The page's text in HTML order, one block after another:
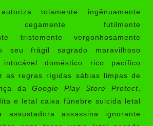
tolamente ingênuamente
cegamente futilmente
tristemente vergonhosamente
seu frágil sagrado maravilhoso
doméstico rico pacífico
as regras rígidas sábias limpas de
daGoogle Play Store Protect,
e letal caixa fúnebre suicida letal
assustadora assassina ignorante